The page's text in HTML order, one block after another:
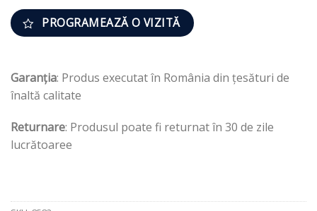
PROGRAMEAZĂ O VIZITĂ
Garanția: Produs executat în România din țesături de
înaltă calitate
Returnare: Produsul poate fi returnat în 30 de zile
lucrătoaree